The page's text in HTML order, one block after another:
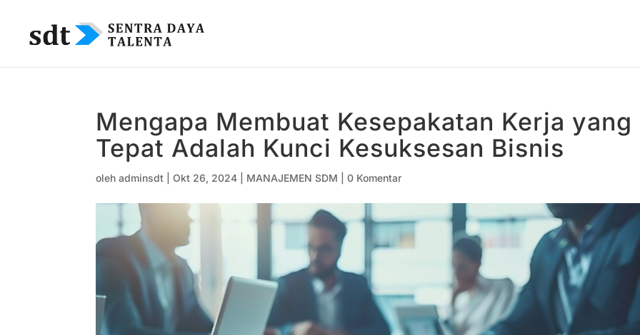
Mengapa Membuat Kesepakatan Kerja yang
Tepat Adalah Kunci Kesuksesan Bisnis
olehadminsdt |Okt 26, 2024 MANAJEMEN SDM |0 Komentar